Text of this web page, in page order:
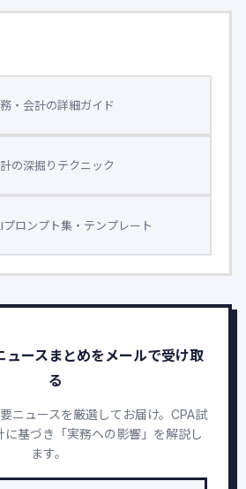
・会計の詳細ガイド
の深掘りテクニック
プロンプト集・テンプレート
ュースまとめをメールで受け取
る
ニュースを厳選してお届け。CPA試
に基づき「実務への影響」を解説し
ます。